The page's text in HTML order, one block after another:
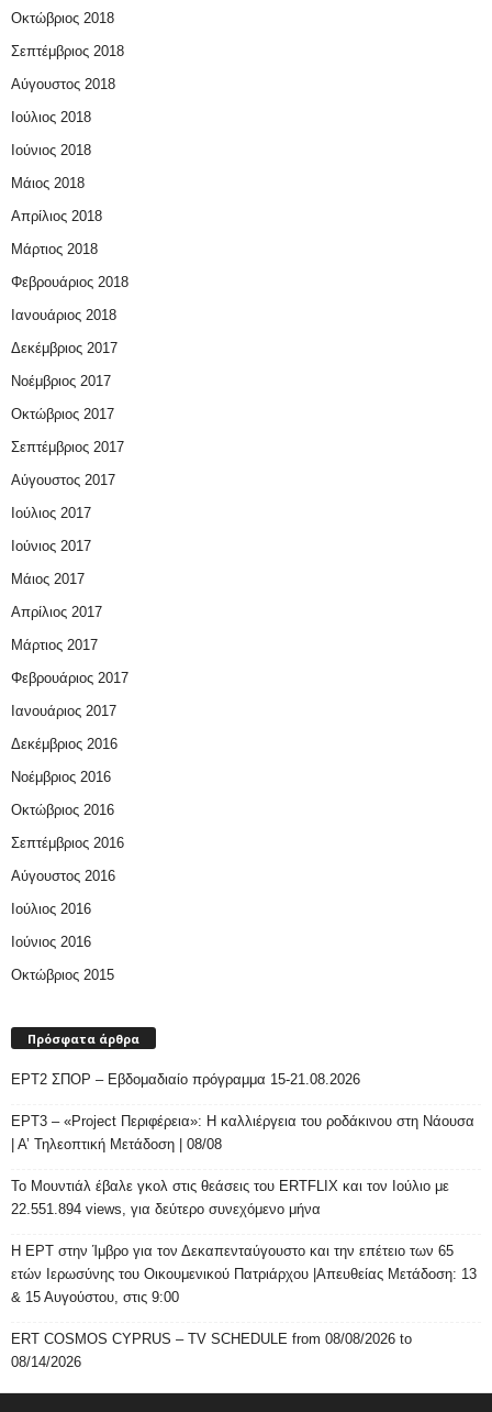
Οκτώβριος 2018
Σεπτέμβριος 2018
Αύγουστος 2018
Ιούλιος 2018
Ιούνιος 2018
Μάιος 2018
Απρίλιος 2018
Μάρτιος 2018
Φεβρουάριος 2018
Ιανουάριος 2018
Δεκέμβριος 2017
Νοέμβριος 2017
Οκτώβριος 2017
Σεπτέμβριος 2017
Αύγουστος 2017
Ιούλιος 2017
Ιούνιος 2017
Μάιος 2017
Απρίλιος 2017
Μάρτιος 2017
Φεβρουάριος 2017
Ιανουάριος 2017
Δεκέμβριος 2016
Νοέμβριος 2016
Οκτώβριος 2016
Σεπτέμβριος 2016
Αύγουστος 2016
Ιούλιος 2016
Ιούνιος 2016
Οκτώβριος 2015
Πρόσφατα άρθρα
ΕΡΤ2 ΣΠΟΡ – Εβδομαδιαίο πρόγραμμα 15-21.08.2026
ΕΡΤ3 – «Project Περιφέρεια»: Η καλλιέργεια του ροδάκινου στη Νάουσα
| Α’ Τηλεοπτική Μετάδοση | 08/08
Το Μουντιάλ έβαλε γκολ στις θεάσεις του ERTFLIX και τον Ιούλιο με
22.551.894 views, για δεύτερο συνεχόμενο μήνα
Η ΕΡΤ στην Ίμβρο για τον Δεκαπενταύγουστο και την επέτειο των 65
ετών Ιερωσύνης του Οικουμενικού Πατριάρχου |Απευθείας Μετάδοση: 13
& 15 Αυγούστου, στις 9:00
ERT COSMOS CYPRUS – TV SCHEDULE from 08/08/2026 to
08/14/2026